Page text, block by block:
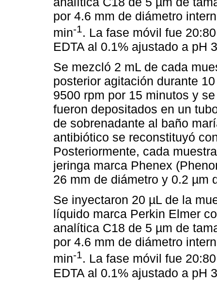
por 4.6 mm de diámetro
min-1 . La fase móvil fue
EDTA al 0.1% ajustado a pH
Se mezcló 2 mL de cada
posterior agitación durante
9500 rpm por 15 minutos y
fueron depositados en un
de sobrenadante al baño
antibiótico se reconstituyó
Posteriormente, cada
jeringa marca Phenex
26 mm de diámetro y 0.2 µm
Se inyectaron 20 µL de la
líquido marca Perkin Elmer
analítica C18 de 5 µm de
por 4.6 mm de diámetro
min-1. La fase móvil fue
EDTA al 0.1% ajustado a pH